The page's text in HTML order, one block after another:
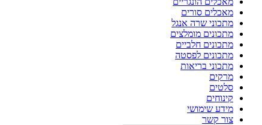
מאכלים סורים
מתכוני שרה אנגל
מתכונים מומלצים
מתכונים חלביים
מתכונים לפסטה
מתכוני בריאות
מרקים
סלטים
קינוחים
מידע שימושי
צור קשר